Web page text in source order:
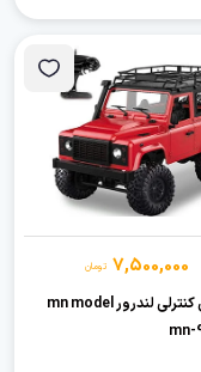
7,500,000 تومان
ماشین کنترلی لندرور mn model
mn-